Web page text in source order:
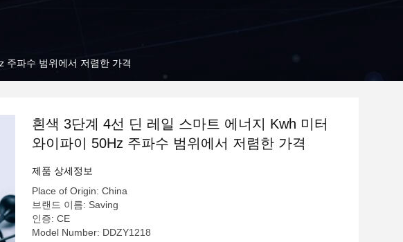
주파수 범위에서 저렴한 가격
흰색 3단계 4선 딘 레일 스마트 에너지 Kwh 미터
와이파이 50Hz 주파수 범위에서 저렴한 가격
제품 상세정보
Place of Origin: China
브랜드 이름: Saving
인증: CE
Model Number: DDZY1218